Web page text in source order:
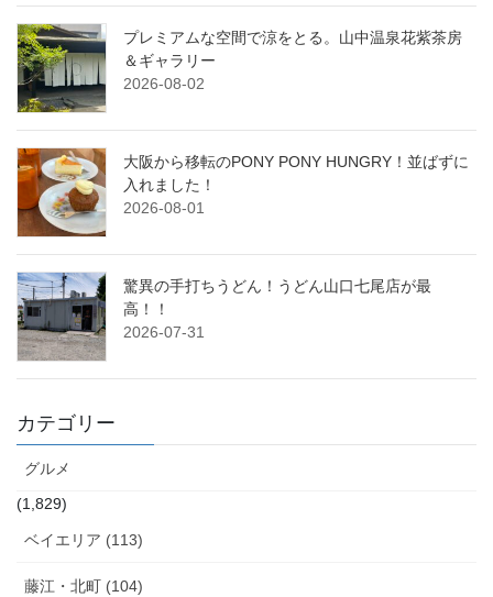
プレミアムな空間で涼をとる。山中温泉花紫茶房
＆ギャラリー
2026-08-02
大阪から移転のPONY PONY HUNGRY！並ばずに
入れました！
2026-08-01
驚異の手打ちうどん！うどん山口七尾店が最
高！！
2026-07-31
カテゴリー
グルメ
(1,829)
ベイエリア (113)
藤江・北町 (104)